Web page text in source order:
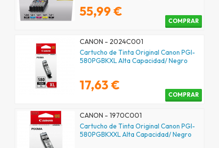
55,99 €
COMPRAR
CANON - 2024C001
Cartucho de Tinta Original Canon PGI-
580PGBKXL Alta Capacidad/ Negro
17,63 €
COMPRAR
CANON - 1970C001
Cartucho de Tinta Original Canon PGI-
580PGBKXXL Alta Capacidad/ Negro